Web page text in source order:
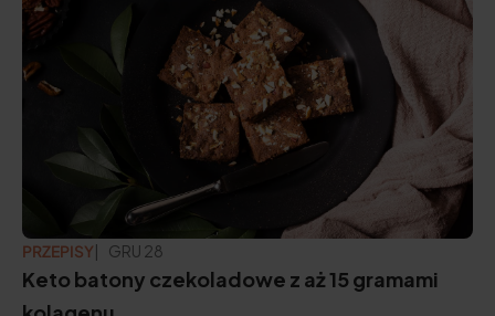
PRZEPISY ZAKTUALIZOWANO:
GRU 28
Keto batony czekoladowe z aż 15 gramami